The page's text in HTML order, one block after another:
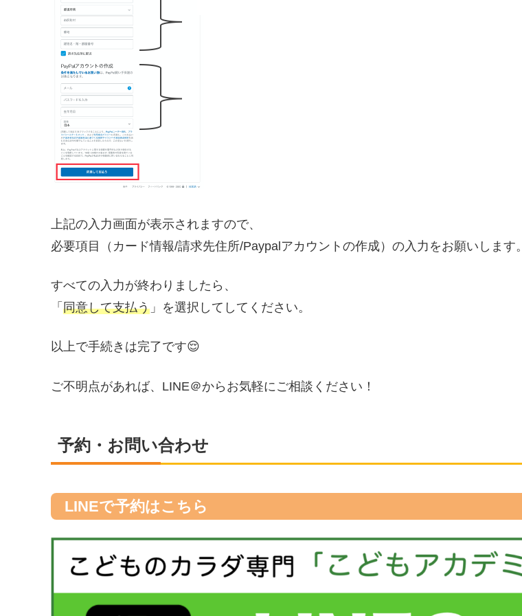
上記の入力画面が表示されますので、
必要項目（カード情報/請求先住所/Paypalアカウントの作成）の入力をお願いします。
すべての入力が終わりましたら、
「 同意して支払う 」を選択してしてください。
以上で手続きは完了です😌
ご不明点があれば、LINE＠からお気軽にご相談ください！
予約・お問い合わせ
LINEで予約はこちら